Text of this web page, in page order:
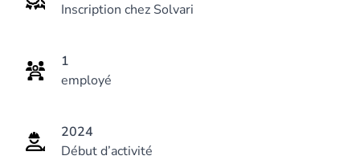
Inscription chez Solvari
1
employé
2024
Début d’activité